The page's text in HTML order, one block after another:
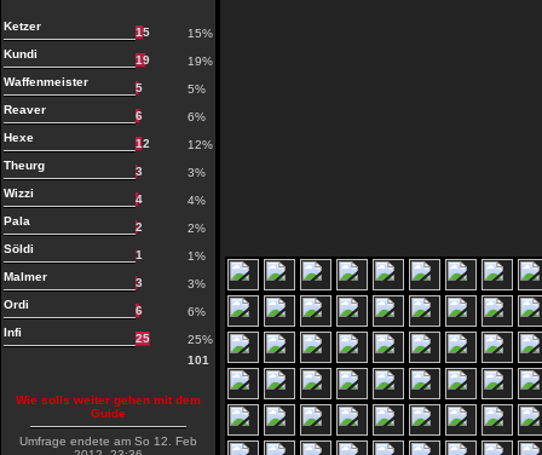
Ketzer 15
15%
Kundi
19
19%
Waffenmeister
5
5%
Reaver
6
6%
Hexe
12
12%
Theurg
3
3%
Wizzi
4
4%
Pala
2
2%
Söldi
1
1%
Malmer
3
3%
Ordi
6
6%
Infi
25
25%
101
Wie solls weiter gehen mit dem
Guide
Umfrage endete am So 12. Feb